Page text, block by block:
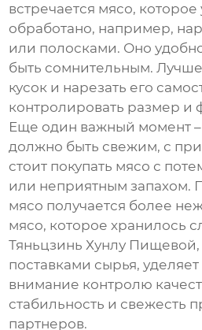
встречается мясо,
обработано, например,
или полосками. Оно
быть сомнительным.
кусок и нарезать его
контролировать размер и
Еще один важный момент
должно быть свежим, с
стоит покупать мясо с
или неприятным запахом.
мясо получается более
мясо, которое хранилось
Тяньцзинь Хунлу Пищевой,
поставками сырья,
внимание контролю
стабильность и свежесть
партнеров.